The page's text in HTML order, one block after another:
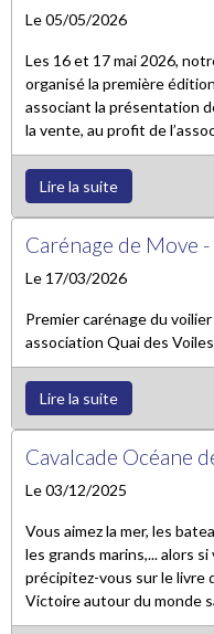
Le 05/05/2026
Les 16 et 17 mai 2026,
organisé la première
associant la présentation
la vente, au profit de
thèmes maritimes. Cette
Lire la suite
Carénage de Move
Le 17/03/2026
Premier carénage du
association Quai des Voiles
Lire la suite
Cavalcade Océane
Le 03/12/2025
Vous aimez la mer, les
les grands marins,... alors
précipitez-vous sur le livre
Victoire autour du monde
VI. Vous allez prendre un